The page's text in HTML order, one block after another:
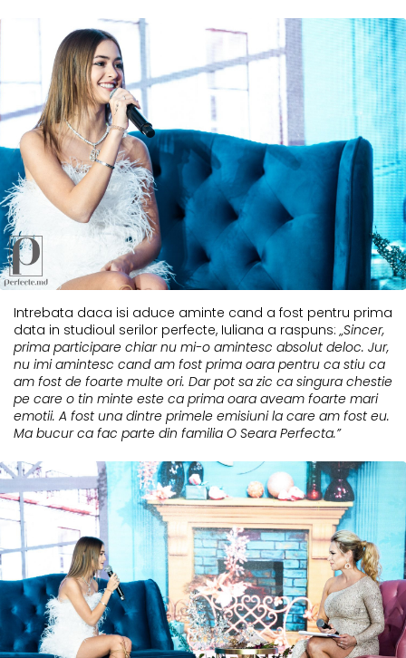
Intrebata daca isi aduce aminte cand a fost pentru prima
data in studioul serilor perfecte, Iuliana a raspuns: „Sincer,
prima participare chiar nu mi-o amintesc absolut deloc. Jur,
nu imi amintesc cand am fost prima oara pentru ca stiu ca
am fost de foarte multe ori. Dar pot sa zic ca singura chestie
pe care o tin minte este ca prima oara aveam foarte mari
emotii. A fost una dintre primele emisiuni la care am fost eu.
Ma bucur ca fac parte din familia O Seara Perfecta.”